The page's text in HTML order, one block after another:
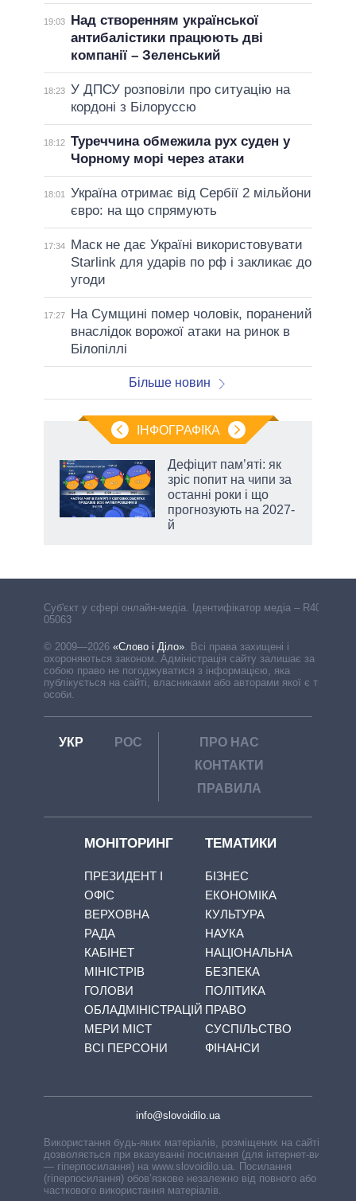
19:03
Над створенням української
антибалістики працюють дві
компанії – Зеленський
18:23 У ДПСУ розповіли про ситуацію на
кордоні з Білоруссю
18:12 Туреччина обмежила рух суден у
Чорному морі через атаки
18:01 Україна отримає від Сербії 2 мільйони
євро: на що спрямують
17:34
Маск не дає Україні використовувати
Starlink для ударів по рф і закликає до
угоди
17:27
На Сумщині помер чоловік, поранений
внаслідок ворожої атаки на ринок в
Білопіллі
Більше новин
ІНФОГРАФІКА
Дефіцит пам’яті: як
зріс попит на чипи за
останні роки і що
прогнозують на 2027-
й
Cуб'єкт у сфері онлайн-медіа. Ідентифікатор медіа – R40-
05063
© 2009—2026 «Слово і Діло». Всі права захищені і
охороняються законом. Адміністрація сайту залишає за
собою право не погоджуватися з інформацією, яка
публікується на сайті, власниками або авторами якої є треті
особи.
УКР РОС
ПРО НАС
КОНТАКТИ
ПРАВИЛА
МОНІТОРИНГ
ПРЕЗИДЕНТ І
ОФІС
ВЕРХОВНА
РАДА
КАБІНЕТ
МІНІСТРІВ
ГОЛОВИ
ОБЛАДМІНІСТРАЦІЙ
МЕРИ МІСТ
ВСІ ПЕРСОНИ
ТЕМАТИКИ
БІЗНЕС
ЕКОНОМІКА
КУЛЬТУРА
НАУКА
НАЦІОНАЛЬНА
БЕЗПЕКА
ПОЛІТИКА
ПРАВО
СУСПІЛЬСТВО
ФІНАНСИ
info@slovoidilo.ua
Використання будь-яких матеріалів, розміщених на сайті,
дозволяється при вказуванні посилання (для інтернет-видань
— гіперпосилання) на www.slovoidilo.ua. Посилання
(гіперпосилання) обов’язкове незалежно від повного або
часткового використання матеріалів.